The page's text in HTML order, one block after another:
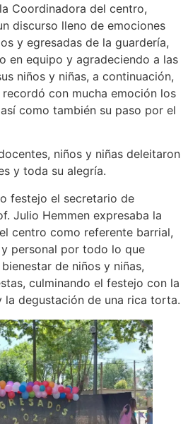
Coordinadora del centro,
discurso lleno de emociones
y egresadas de la guardería,
en equipo y agradeciendo a las
niños y niñas, a continuación,
con mucha emoción los
como también su paso por el
niños y niñas deleitaron
y toda su alegría.
festejo el secretario de
Julio Hemmen expresaba la
centro como referente barrial,
personal por todo lo que
de niños y niñas,
culminando el festejo con la
la degustación de una rica torta.